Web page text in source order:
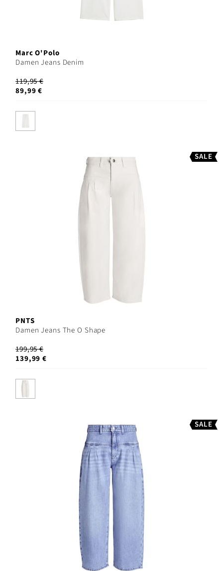
Marc O'Polo
Damen Jeans Denim
119,95 €
89,99 €
SALE
PNTS
Damen Jeans The O Shape
199,95 €
139,99 €
SALE